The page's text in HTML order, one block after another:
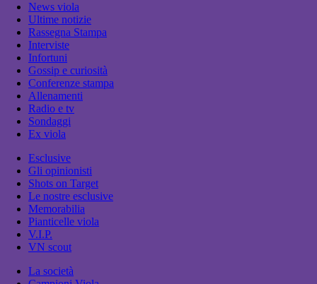
News viola
Ultime notizie
Rassegna Stampa
Interviste
Infortuni
Gossip e curiosità
Conferenze stampa
Allenamenti
Radio e tv
Sondaggi
Ex viola
Esclusive
Gli opinionisti
Shots on Target
Le nostre esclusive
Memorabilia
Pianticelle viola
V.I.P.
VN scout
La società